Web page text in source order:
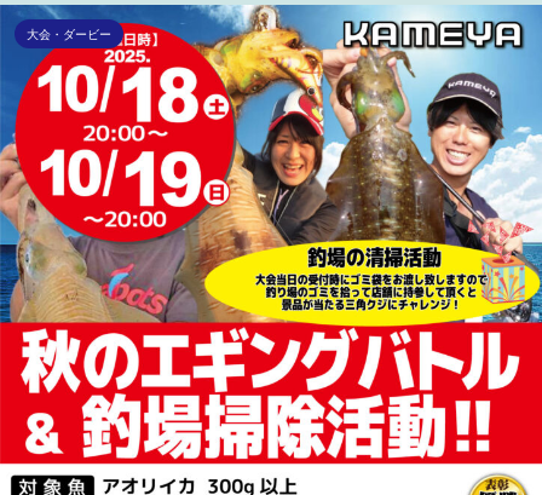
大会・ダービー